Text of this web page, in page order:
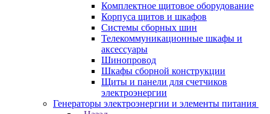
Комплектное щитовое оборудование
Корпуса щитов и шкафов
Системы сборных шин
Телекоммуникационные шкафы и
аксессуары
Шинопровод
Шкафы сборной конструкции
Щиты и панели для счетчиков
электроэнергии
Генераторы электроэнергии и элементы питания